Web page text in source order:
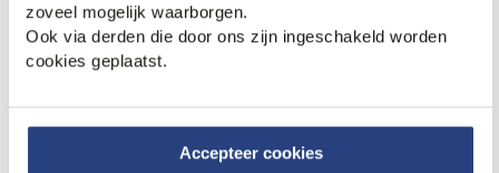
zoveel mogelijk waarborgen.
Ook via derden die door ons zijn ingeschakeld worden
cookies geplaatst.
Accepteer cookies